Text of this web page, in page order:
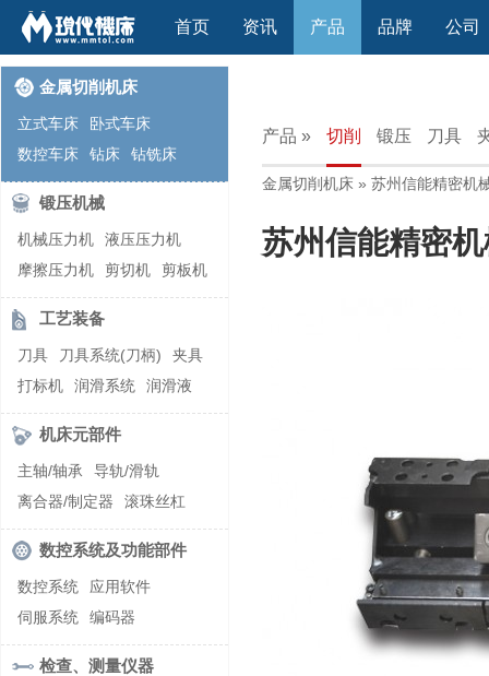
首页 资讯 产品 品牌 公司
金属切削机床
立式车床
卧式车床
数控车床
钻床
钻铣床
立式镗(铣)床
卧式镗(铣)床
龙门铣镗床
立式铣床
卧式铣床
雕刻机
平面磨床
外圆磨床
内圆磨床
龙门磨床
滚齿机\铣齿机
刨床
带锯床
车削加工中心
立式加工中心
卧式加工中心
龙门加工中心
激光快速成型
组合机床
螺纹加工机床
锻压机械
机械压力机
液压压力机
摩擦压力机
剪切机
剪板机
自动锻压机
折弯机
弯管机
快速成型机
工艺装备
刀具 刀具系统(刀柄)
夹具
打标机
润滑系统
润滑液
切削液
刃磨机
机床元部件
主轴/轴承
导轨/滑轨
离合器/制定器
滚珠丝杠
齿轮/减速器
数控系统及功能部件
数控系统
应用软件
伺服系统
编码器
检查、测量仪器
产品 » 切削 锻压 刀具
金属切削机床 » 苏州信能精密机
苏州信能精密